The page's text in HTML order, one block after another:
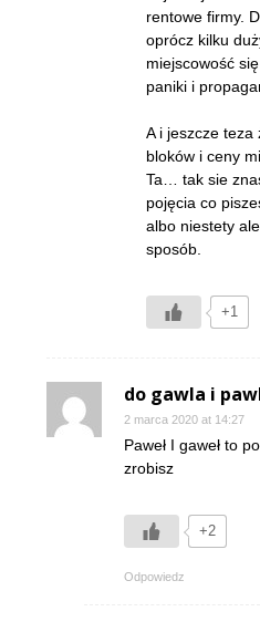
rentowe firmy.
oprócz kilku
miejscowość
paniki i
A i jeszcze teza
bloków i ceny
Ta… tak sie
pojęcia co
albo niestety
sposób.
+1
do gawla i
2 marca 2020 at 14:27
Paweł I gaweł to
zrobisz
+2
Odpowiedz